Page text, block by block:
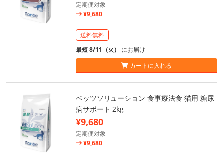
定期便対象
¥9,680
送料無料
最短 8/11（火） にお届け
カートに入れる
ベッツソリューション 食事療法食 猫用 糖尿
病サポート 2kg
¥9,680
定期便対象
¥9,680